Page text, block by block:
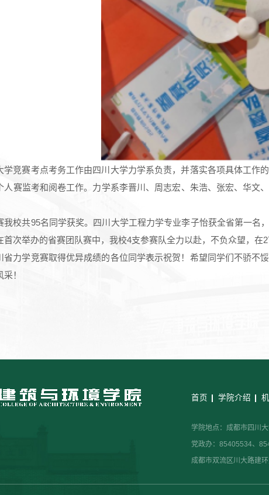
学竞赛考点考务工作由四川大学力学系负责，并落实各项具体工
人赛监考和阅卷工作。力学系李晋川、周志宏、朱浩、张宏、华
我校共95名同学获奖。四川大学工程力学专业李子怡获全省第一
首次举办的省赛团队赛中，我校4支参赛队全力以赴，不负众望，在
省力学竞赛取得优异成绩的各位同学表示祝贺！希望同学们不骄不
！
首页 学院介绍
学院地点：成都市四川
党政办：85405534、
成都市双流区川大路建